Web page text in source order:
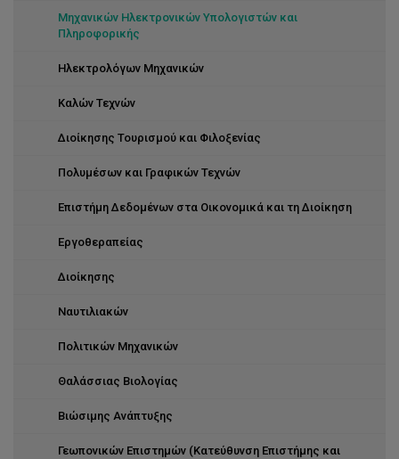
Μηχανικών Ηλεκτρονικών Υπολογιστών και
Πληροφορικής
Ηλεκτρολόγων Μηχανικών
Καλών Τεχνών
Διοίκησης Τουρισμού και Φιλοξενίας
Πολυμέσων και Γραφικών Τεχνών
Επιστήμη Δεδομένων στα Οικονομικά και τη Διοίκηση
Εργοθεραπείας
Διοίκησης
Ναυτιλιακών
Πολιτικών Μηχανικών
Θαλάσσιας Βιολογίας
Βιώσιμης Ανάπτυξης
Γεωπονικών Επιστημών (Κατεύθυνση Επιστήμης και